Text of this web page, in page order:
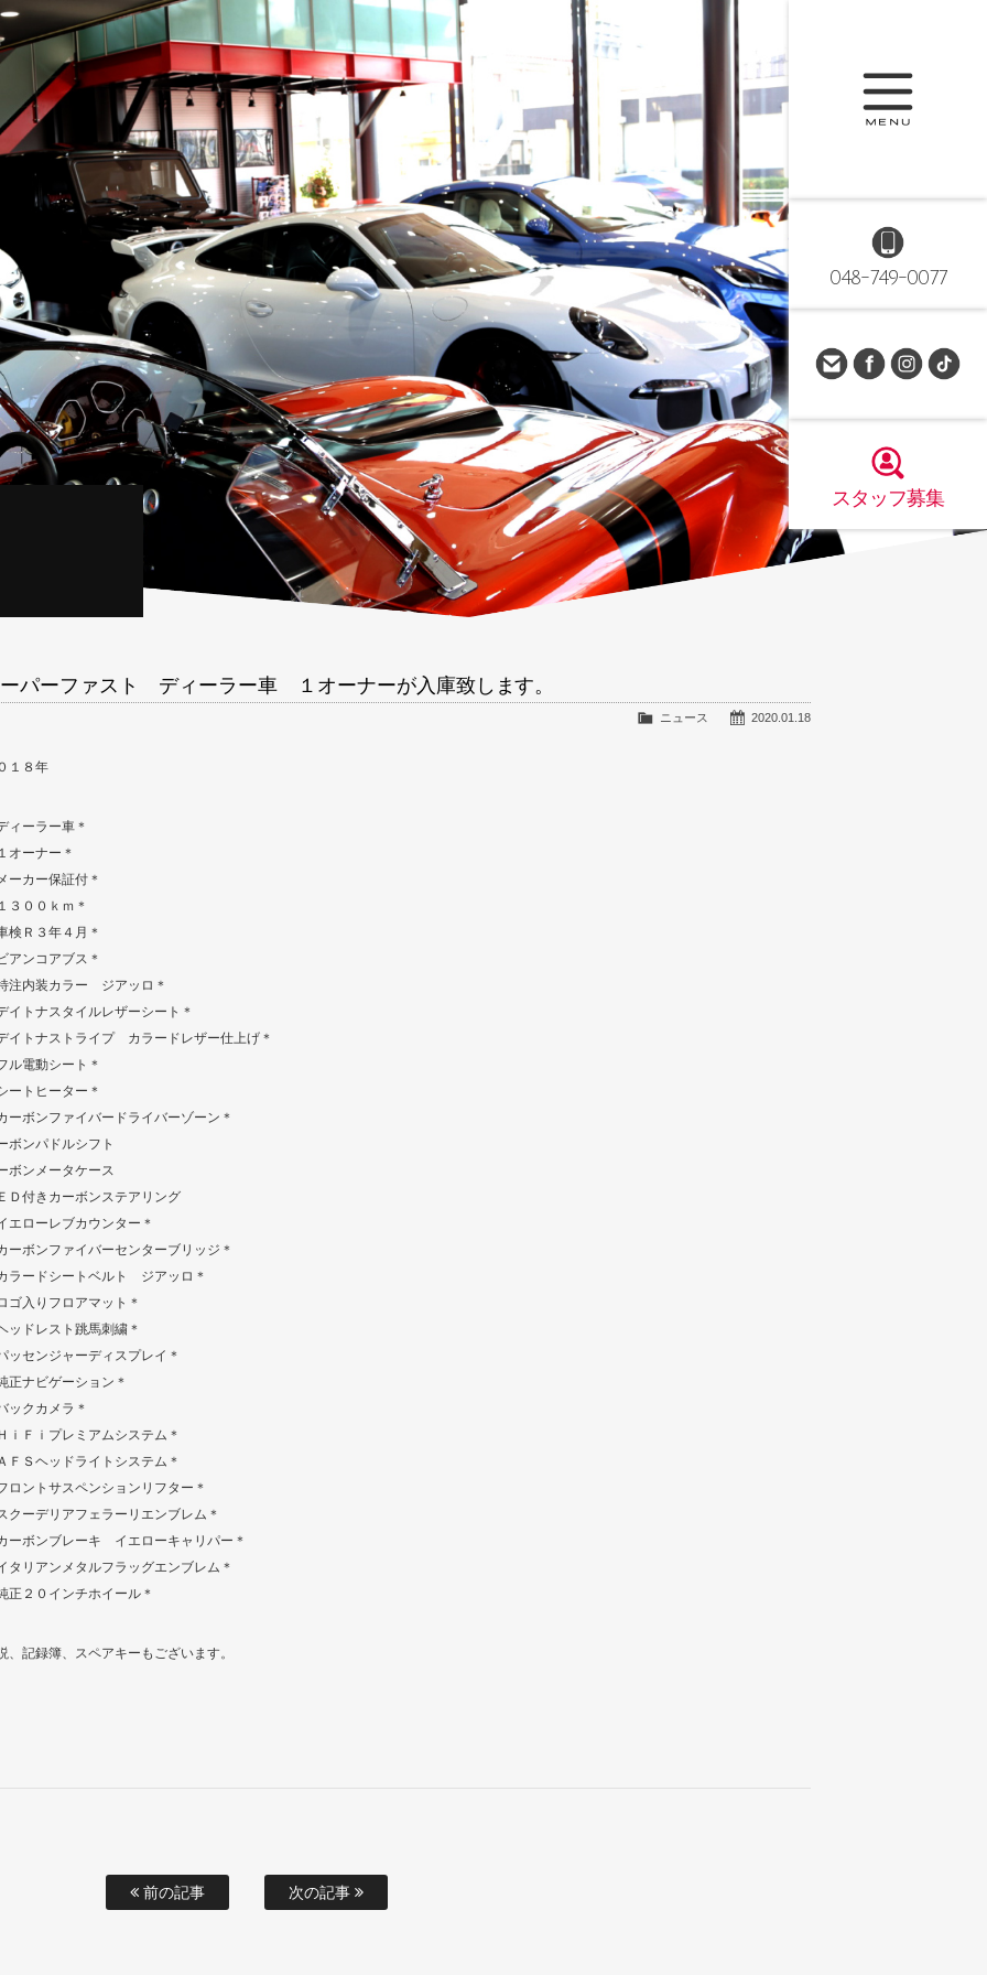
048-749-0077
スタッフ募集
ーファスト ディーラー車 １オーナーが入庫致します。
2020.01.18
ニュース
１８年
ィーラー車＊
オーナー＊
ーカー保証付＊
３００ｋｍ＊
検Ｒ３年４月＊
アンコアブス＊
注内装カラー ジアッロ＊
イトナスタイルレザーシート＊
イトナストライプ カラードレザー仕上げ＊
ル電動シート＊
ートヒーター＊
ーボンファイバードライバーゾーン＊
ボンパドルシフト
ボンメータケース
Ｄ付きカーボンステアリング
エローレブカウンター＊
ーボンファイバーセンターブリッジ＊
ラードシートベルト ジアッロ＊
ゴ入りフロアマット＊
ッドレスト跳馬刺繍＊
ッセンジャーディスプレイ＊
正ナビゲーション＊
ックカメラ＊
ｉＦｉプレミアムシステム＊
ＦＳヘッドライトシステム＊
ロントサスペンションリフター＊
クーデリアフェラーリエンブレム＊
ーボンブレーキ イエローキャリパー＊
タリアンメタルフラッグエンブレム＊
正２０インチホイール＊
、記録簿、スペアキーもございます。
前の記事 次の記事